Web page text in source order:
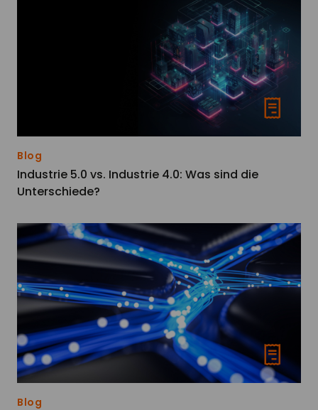
Blog
Industrie 5.0 vs. Industrie 4.0: Was sind die
Unterschiede?
Blog